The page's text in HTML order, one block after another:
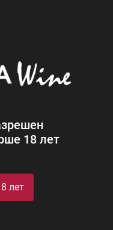
18 лет
лет